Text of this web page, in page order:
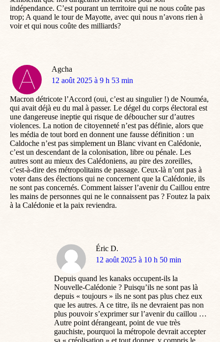
indépendance. C’est pourant un territoire qui ne nous coûte pas
trop; A quand le tour de Mayotte, avec qui nous n’avons rien à
voir et qui nous coûte des milliards?
Agcha
dit
12 août 2025 à 9 h 53 min
Macron détricote l’Accord (oui, c’est au singulier !) de Nouméa,
qui avait déjà eu du mal à passer. Le dégel du corps électoral est
une dangereuse ineptie qui risque de déboucher sur d’autres
violences. La notion de citoyenneté n’est pas définie, alors que
les média de tout bord en donnent une fausse définition : un
Caldoche n’est pas simplement un Blanc vivant en Calédonie,
c’est un descendant de la colonisation, libre ou pénale. Les
autres sont au mieux des Calédoniens, au pire des zoreilles,
c’est-à-dire des métropolitains de passage. Ceux-là n’ont pas à
voter dans des élections qui ne concernent que la Calédonie, ils
ne sont pas concernés. Comment laisser l’avenir du Caillou entre
les mains de personnes qui ne le connaissent pas ? Foutez la paix
à la Calédonie et la paix reviendra.
Éric D.
dit
12 août 2025 à 10 h 50 min
Depuis quand les kanaks occupent-ils la
Nouvelle-Calédonie ? Puisqu’ils ne sont pas là
depuis « toujours » ils ne sont pas plus chez eux
que les autres. A ce titre, ils ne devraient pas non
plus pouvoir s’exprimer sur l’avenir du caillou …
Autre point dérangeant, point de vue très
gauchiste, pourquoi la métropole devrait accepter
sa « créolisation » et tout donner, y compris le